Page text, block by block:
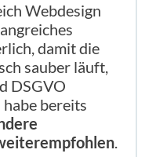
Webdesign
damit die
sauber läuft,
DSGVO
bereits
.